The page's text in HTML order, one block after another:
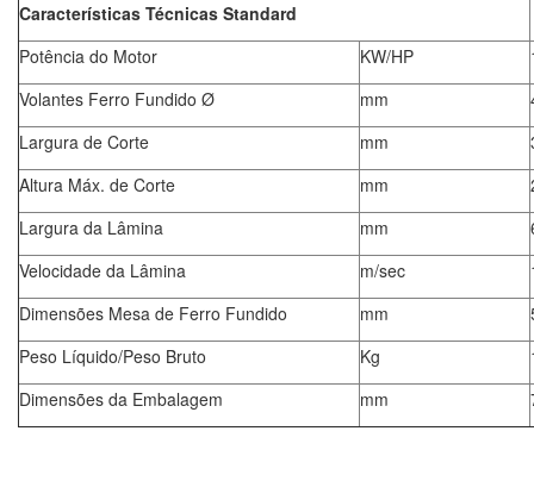
Características Técnicas Standard
Potência do Motor
KW/HP
Volantes Ferro Fundido Ø
mm
Largura de Corte
mm
Altura Máx. de Corte
mm
Largura da Lâmina
mm
Velocidade da Lâmina
m/sec
Dimensões Mesa de Ferro Fundido
mm
Peso Líquido/Peso Bruto
Kg
Dimensões da Embalagem
mm